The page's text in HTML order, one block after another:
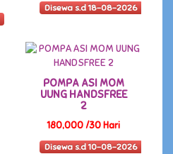
Disewa s.d 18-08-2026
POMPA ASI MOM
UUNG HANDSFREE
2
180,000 /30 Hari
Disewa s.d 10-08-2026